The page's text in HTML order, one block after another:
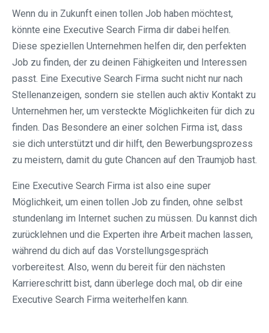
Wenn du in Zukunft einen tollen Job haben möchtest,
könnte eine Executive Search Firma dir dabei helfen.
Diese speziellen Unternehmen helfen dir, den perfekten
Job zu finden, der zu deinen Fähigkeiten und Interessen
passt. Eine Executive Search Firma sucht nicht nur nach
Stellenanzeigen, sondern sie stellen auch aktiv Kontakt zu
Unternehmen her, um versteckte Möglichkeiten für dich zu
finden. Das Besondere an einer solchen Firma ist, dass
sie dich unterstützt und dir hilft, den Bewerbungsprozess
zu meistern, damit du gute Chancen auf den Traumjob hast.
Eine Executive Search Firma ist also eine super
Möglichkeit, um einen tollen Job zu finden, ohne selbst
stundenlang im Internet suchen zu müssen. Du kannst dich
zurücklehnen und die Experten ihre Arbeit machen lassen,
während du dich auf das Vorstellungsgespräch
vorbereitest. Also, wenn du bereit für den nächsten
Karriereschritt bist, dann überlege doch mal, ob dir eine
Executive Search Firma weiterhelfen kann.